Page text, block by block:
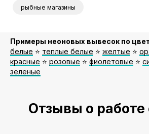
рыбные магазины
Примеры неоновых вывесок по
белые ⭐️ теплые белые ⭐️ желтые ⭐️
красные ⭐️ розовые ⭐️ фиолетовые ⭐️
зеленые
Отзывы о работе